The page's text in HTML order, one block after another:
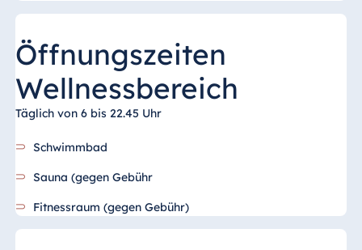
Hotel Wiesbaden
Hotel Würzburg
Ägypten
Jolie Ville Resort
El Sheikh
Öffnungszeiten
Wellnessbereich
Täglich von 6 bis 22.45 Uhr
Schwimmbad
Sauna (gegen Gebühr
Fitnessraum (gegen Gebühr)